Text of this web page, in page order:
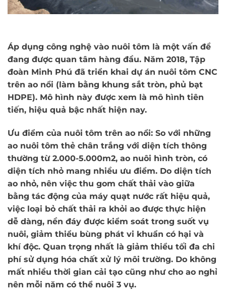
Áp dụng công nghệ vào nuôi tôm là một vấn đề
đang được quan tâm hàng đầu. Năm 2018, Tập
đoàn Minh Phú đã triển khai dự án nuôi tôm CNC
trên ao nổi (làm bằng khung sắt tròn, phủ bạt
HDPE). Mô hình này được xem là mô hình tiên
tiến, hiệu quả bậc nhất hiện nay.
Ưu điểm của nuôi tôm trên ao nổi: So với những
ao nuôi tôm thẻ chân trắng với diện tích thông
thường từ 2.000-5.000m2, ao nuôi hình tròn, có
diện tích nhỏ mang nhiều ưu điểm. Do diện tích
ao nhỏ, nên việc thu gom chất thải vào giữa
bằng tác động của máy quạt nước rất hiệu quả,
việc loại bỏ chất thải ra khỏi ao được thực hiện
dễ dàng, nền đáy được kiểm soát trong suốt vụ
nuôi, giảm thiểu bùng phát vi khuẩn có hại và
khí độc. Quan trọng nhất là giảm thiểu tối đa chi
phí sử dụng hóa chất xử lý môi trường. Do không
mất nhiều thời gian cải tạo cũng như cho ao nghỉ
nên mỗi năm có thể nuôi 3 vụ.